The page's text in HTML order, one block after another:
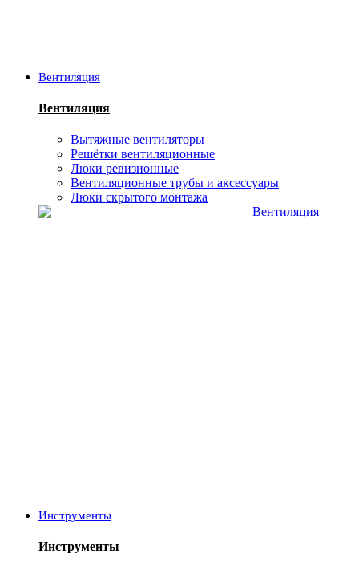
Вентиляция
Вентиляция
Вытяжные вентиляторы
Решётки вентиляционные
Люки ревизионные
Вентиляционные трубы и аксессуары
Люки скрытого монтажа
Инструменты
Инструменты